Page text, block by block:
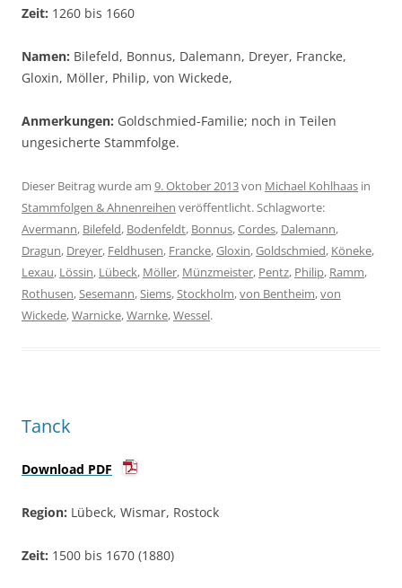
Zeit: 1260 bis 1660
Namen: Bilefeld, Bonnus, Dalemann, Dreyer, Francke,
Gloxin, Möller, Philip, von Wickede,
Anmerkungen: Goldschmied-Familie; noch in Teilen
ungesicherte Stammfolge.
Dieser Beitrag wurde am 9. Oktober 2013von Michael Kohlhaas in
Stammfolgen & Ahnenreihen veröffentlicht. Schlagworte:
Avermann, Bilefeld, Bodenfeldt, Bonnus,Cordes, Dalemann,
Dragun, Dreyer, Feldhusen, Francke,Gloxin,Goldschmied, Köneke,
Lexau, Lössin, Lübeck, Möller, Münzmeister, Pentz, Philip, Ramm,
Rothusen,Sesemann,Siems,Stockholm,von Bentheim,von
Wickede,Warnicke,Warnke,Wessel.
Tanck
Download PDF
Region: Lübeck, Wismar, Rostock
Zeit: 1500 bis 1670 (1880)